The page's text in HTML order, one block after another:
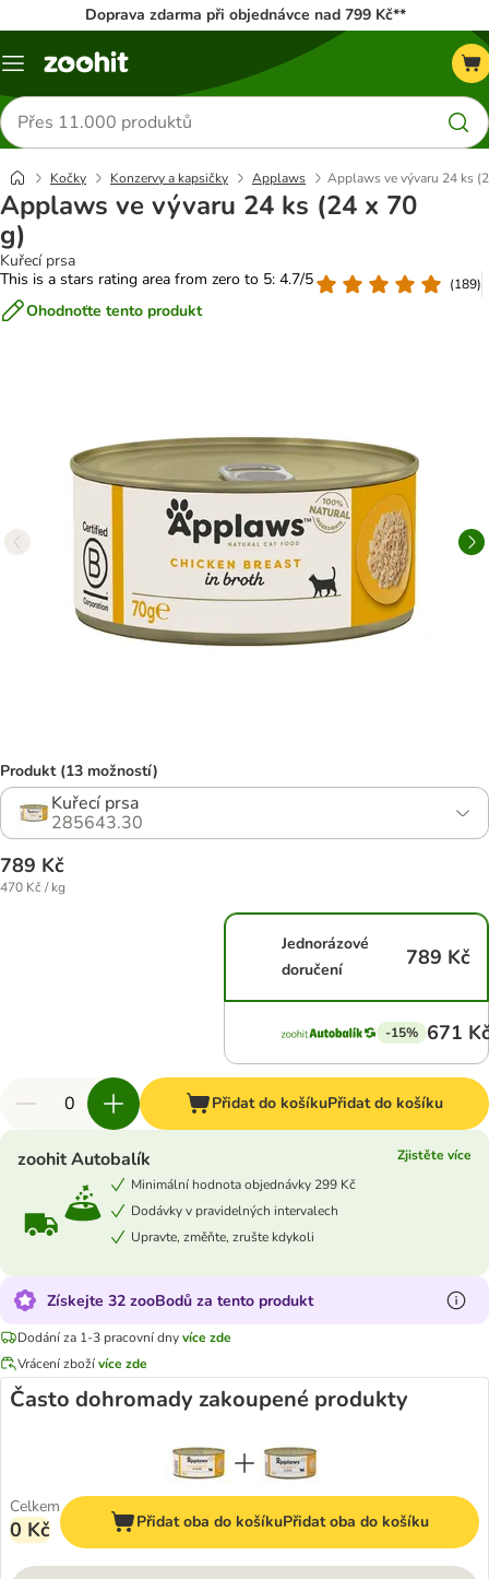
Doprava zdarma při objednávce nad 799 Kč**
Menu
Hledat
produkty
Kočky Konzervy a kapsičky Applaws Applaws ve vývaru 24 ks
Applaws ve vývaru 24 ks (24 x 70
g)
Kuřecí prsa
This is a stars rating area from zero to 5: 4.7/5
(189)
Ohodnoťte tento produkt
Produkt (13 možností)
Kuřecí prsa
285643.30
789 Kč
470 Kč / kg
Jednorázové
doručení
789 Kč
-15% 671
Přidat do košíkuPřidat do košíku
zoohit Autobalík
Zjistěte více
Minimální hodnota objednávky 299 Kč
Dodávky v pravidelných intervalech
Upravte, změňte, zrušte kdykoli
Získejte 32 zooBodů za tento produkt
Dodání za 1-3 pracovní dnyvíce zde
Vrácení zbožívíce zde
Často dohromady zakoupené produkty
Celkem
0 Kč Přidat oba do košíkuPřidat oba do košíku